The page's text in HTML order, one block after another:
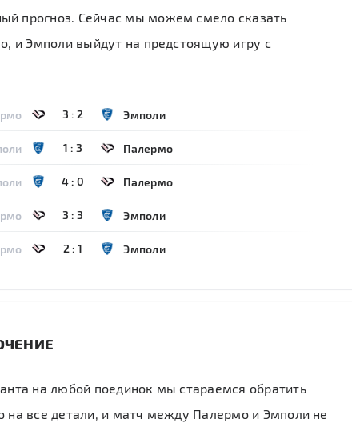
прогноз. Сейчас мы можем смело сказать
и Эмполи выйдут на предстоящую игру с
3 :2 Эмполи
1 :3 Палермо
4:0 Палермо
3 :3 Эмполи
2 :1 Эмполи
на любой поединок мы стараемся обратить
на все детали, и матч между Палермо и Эмполи не